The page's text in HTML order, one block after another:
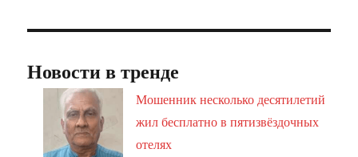
Новости в тренде
Мошенник несколько десятилетий
жил бесплатно в пятизвёздочных
отелях